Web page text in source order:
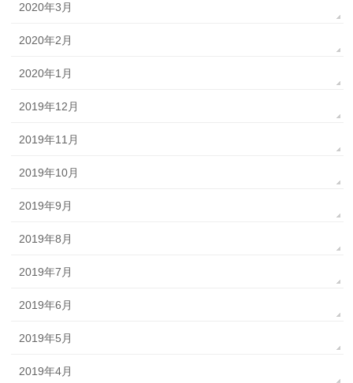
2020年3月
2020年2月
2020年1月
2019年12月
2019年11月
2019年10月
2019年9月
2019年8月
2019年7月
2019年6月
2019年5月
2019年4月